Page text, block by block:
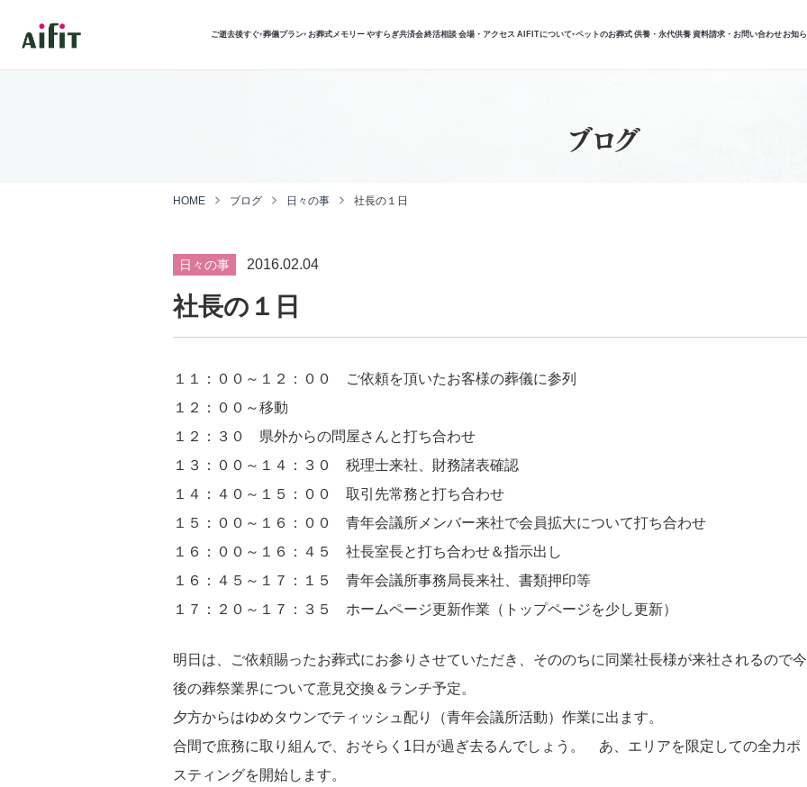
ご逝去後すぐ▾ 葬儀プラン▾ お葬式メモリー やすらぎ共済会終活相談 会場・アクセス AIFITについて▾ ペットのお葬式 供養・永代供養 資料請求・お問い合わせお知
ブログ
HOME ブログ 日々の事 社長の１日
日々の事 2016.02.04
社長の１日
１１：００～１２：００ ご依頼を頂いたお客様の葬儀に参列
１２：００～移動
１２：３０ 県外からの問屋さんと打ち合わせ
１３：００～１４：３０ 税理士来社、財務諸表確認
１４：４０～１５：００ 取引先常務と打ち合わせ
１５：００～１６：００ 青年会議所メンバー来社で会員拡大について打ち合わせ
１６：００～１６：４５ 社長室長と打ち合わせ＆指示出し
１６：４５～１７：１５ 青年会議所事務局長来社、書類押印等
１７：２０～１７：３５ ホームページ更新作業（トップページを少し更新）
明日は、ご依頼賜ったお葬式にお参りさせていただき、そののちに同業社長様が来社されるので今
後の葬祭業界について意見交換＆ランチ予定。
夕方からはゆめタウンでティッシュ配り（青年会議所活動）作業に出ます。
合間で庶務に取り組んで、おそらく1日が過ぎ去るんでしょう。 あ、エリアを限定しての全力ポ
スティングを開始します。